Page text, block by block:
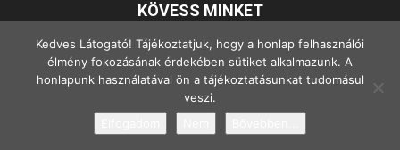
KÖVESS MINKET
© Copyright - 2022 Minden jog fenntartva.
Kedves Látogató! Tájékoztatjuk, hogy a honlap felhasználói
élmény fokozásának érdekében sütiket alkalmazunk. A
honlapunk használatával ön a tájékoztatásunkat tudomásul
veszi.